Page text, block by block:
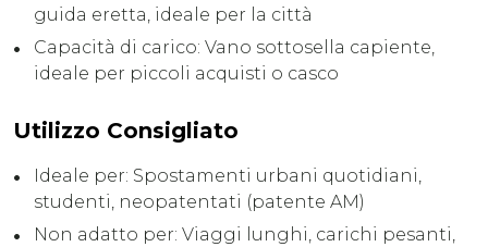
guida eretta, ideale per la città
Capacità di carico: Vano sottosella capiente,
ideale per piccoli acquisti o casco
Utilizzo Consigliato
Ideale per: Spostamenti urbani quotidiani,
studenti, neopatentati (patente AM)
Non adatto per: Viaggi lunghi, carichi pesanti,